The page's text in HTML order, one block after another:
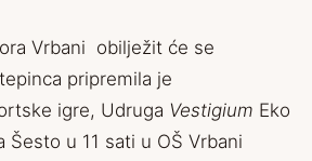
Vrbani obilježit će se
pripremila je
igre, Udruga Vestigium Eko
Šesto u 11 sati u OŠ Vrbani